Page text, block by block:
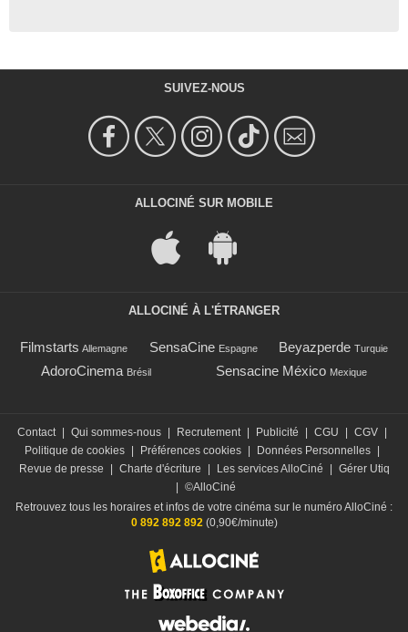
SUIVEZ-NOUS
ALLOCINÉ SUR MOBILE
ALLOCINÉ À L'ÉTRANGER
Filmstarts Allemagne SensaCine Espagne Beyazperde Turquie
AdoroCinema Brésil Sensacine México Mexique
Contact Qui sommes-nous Recrutement Publicité CGU CGV
Politique de cookies
Préférences cookies Données Personnelles
Revue de presse
Charte d'écriture Les services AlloCiné
Gérer Utiq
©AlloCiné
Retrouvez tous les horaires et infos de votre cinéma sur le numéro AlloCiné :
0 892 892 892(0,90€/minute)